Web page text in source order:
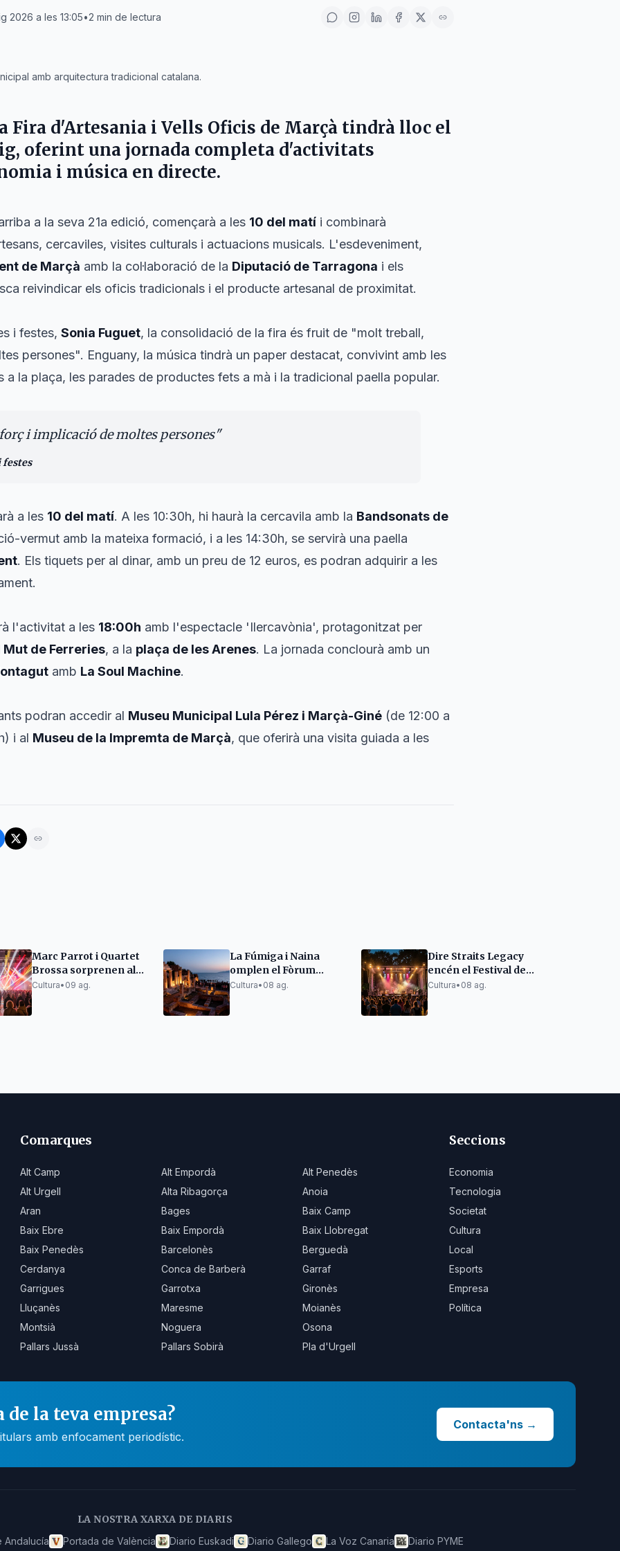
2026 a les 13:05•2 min de lectura
amb arquitectura tradicional catalana.
Fira d'Artesania i Vells Oficis de Marçà tindrà lloc el
, oferint una jornada completa d'activitats
i música en directe.
a la seva 21a edició, començarà a les 10 del matí i combinarà
cercaviles, visites culturals i actuacions musicals. L'esdeveniment,
de Marçà amb la col·laboració de la Diputació de Tarragona i els
reivindicar els oficis tradicionals i el producte artesanal de proximitat.
i festes, Sonia Fuguet, la consolidació de la fira és fruit de "molt treball,
persones". Enguany, la música tindrà un paper destacat, convivint amb les
a la plaça, les parades de productes fets a mà i la tradicional paella popular.
i implicació de moltes persones"
festes
a les 10 del matí. A les 10:30h, hi haurà la cercavila amb la Bandsonats de
vermut amb la mateixa formació, i a les 14:30h, se servirà una paella
. Els tiquets per al dinar, amb un preu de 12 euros, es podran adquirir a les
l'activitat a les 18:00h amb l'espectacle 'Ilercavònia', protagonitzat per
Mut de Ferreries, a la plaça de les Arenes. La jornada conclourà amb un
amb La Soul Machine.
podran accedir al Museu Municipal Lula Pérez i Marçà-Giné (de 12:00 a
i al Museu de la Impremta de Marçà, que oferirà una visita guiada a les
Marc Parrot i Quartet
Brossa sorprenen al
Porta Ferrada
Cultura• 09 ag.
La Fúmiga i Naina
omplen el Fòrum
romà d'Empúries en el
Cultura• 08 ag.
Dire Straits Legacy
encén el Festival de
Cambrils amb èxits
Cultura• 08 ag.
Comarques
Alt Camp Alt Empordà
Alt Penedès
Alt Urgell
Alta Ribagorça
Anoia
Aran
Bages
Baix Camp
Baix Ebre
Baix Empordà
Baix Llobregat
Baix Penedès
Barcelonès
Berguedà
Cerdanya
Conca de Barberà
Garraf
Garrigues
Garrotxa
Gironès
Lluçanès
Maresme
Moianès
Montsià
Noguera
Osona
Pallars Jussà
Pallars Sobirà Pla d'Urgell
Seccions
Economia
Tecnologia
Societat
Cultura
Local
Esports
Empresa
Política
la teva empresa?
amb enfocament periodístic.
Contacta'ns →
LA NOSTRA XARXA DE DIARIS
Andalucía Portada de València Diario Euskadi Diario Gallego La Voz Canaria Diario PYME